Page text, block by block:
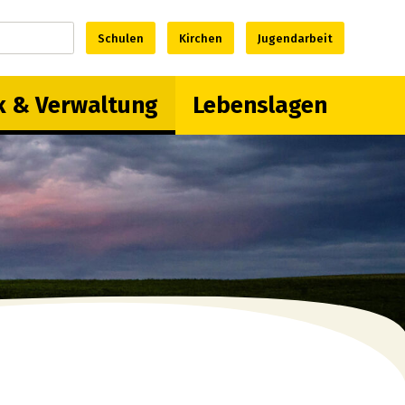
Suche starten
Schulen Kirchen Jugendarbeit
& Verwaltung Lebenslagen